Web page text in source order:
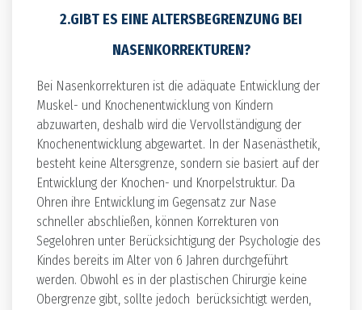
2.GIBT ES EINE ALTERSBEGRENZUNG BEI
NASENKORREKTUREN?
Bei Nasenkorrekturen ist die adäquate Entwicklung der
Muskel- und Knochenentwicklung von Kindern
abzuwarten, deshalb wird die Vervollständigung der
Knochenentwicklung abgewartet. In der Nasenästhetik,
besteht keine Altersgrenze, sondern sie basiert auf der
Entwicklung der Knochen- und Knorpelstruktur. Da
Ohren ihre Entwicklung im Gegensatz zur Nase
schneller abschließen, können Korrekturen von
Segelohren unter Berücksichtigung der Psychologie des
Kindes bereits im Alter von 6 Jahren durchgeführt
werden. Obwohl es in der plastischen Chirurgie keine
Obergrenze gibt, sollte jedoch berücksichtigt werden,